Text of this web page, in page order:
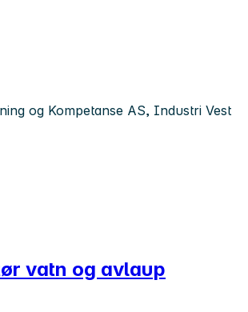
og Kompetanse AS, Industri Vest
vatn og avlaup